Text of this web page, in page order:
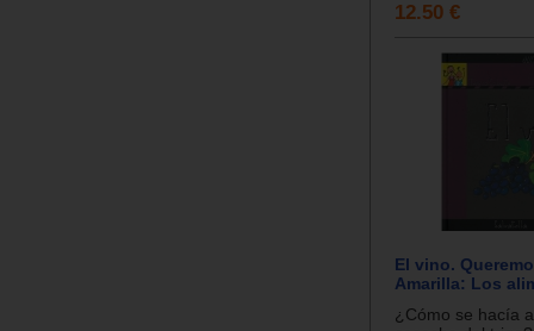
12.50 €
El vino.
Amarilla: Los
¿Cómo se hacía